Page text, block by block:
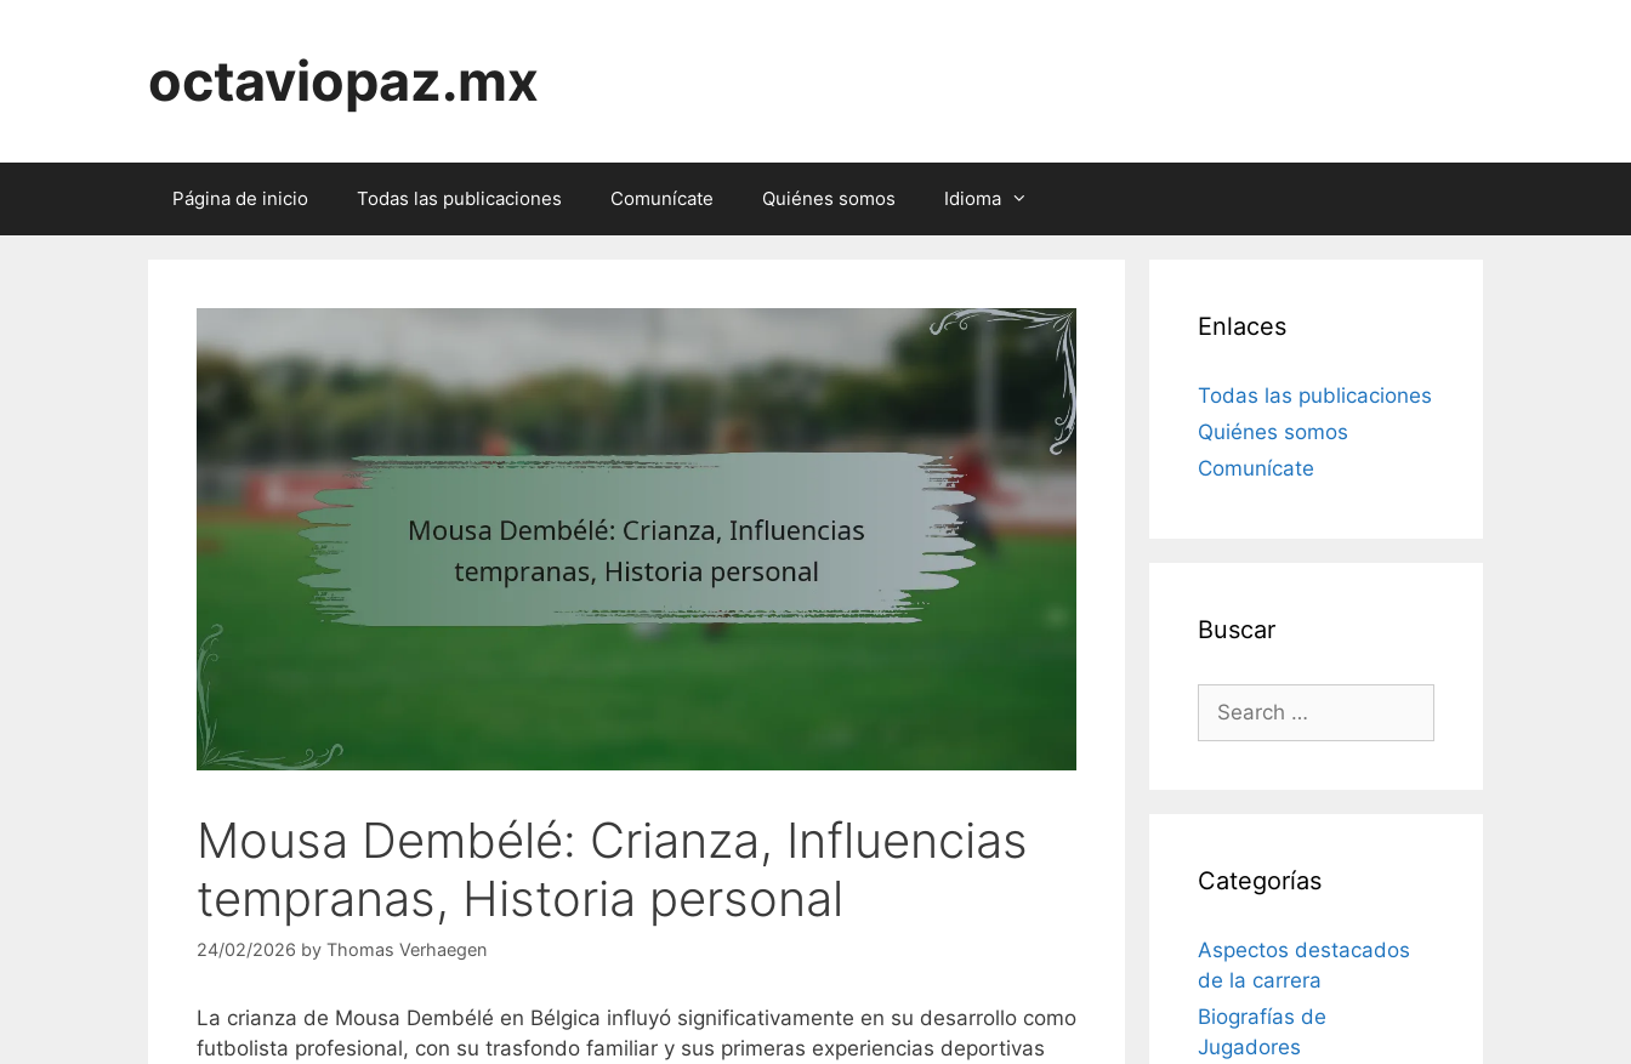
octaviopaz.mx
Página de inicio Todas las publicaciones Comunícate Quiénes somos Idioma
Mousa Dembélé: Crianza, Influencias
tempranas, Historia personal
24/02/2026 by Thomas Verhaegen
La crianza de Mousa Dembélé en Bélgica influyó significativamente en su desarrollo como
futbolista profesional, con su trasfondo familiar y sus primeras experiencias deportivas
Enlaces
Todas las publicaciones
Quiénes somos
Comunícate
Buscar
Search
for:
Categorías
Aspectos destacados
de la carrera
Biografías de
Jugadores